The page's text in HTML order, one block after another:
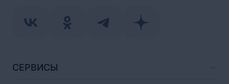
СЕРВИСЫ